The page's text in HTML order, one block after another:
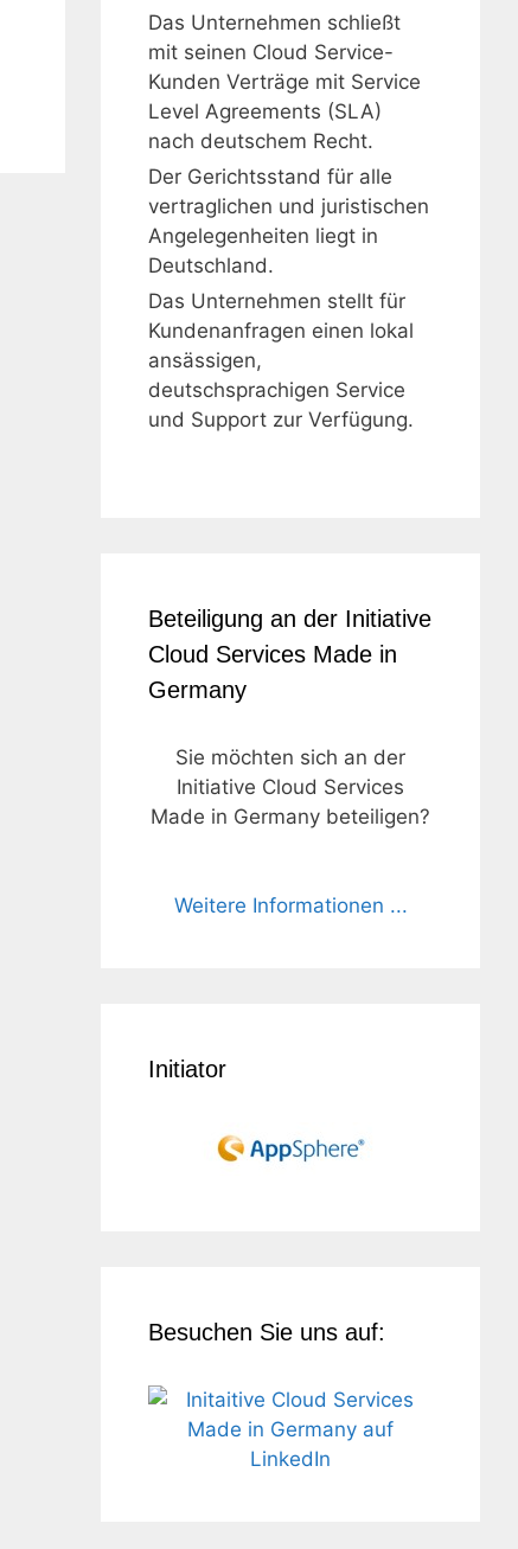
Das Unternehmen schließt
mit seinen Cloud Service-
Kunden Verträge mit Service
Level Agreements (SLA)
nach deutschem Recht.
Der Gerichtsstand für alle
vertraglichen und juristischen
Angelegenheiten liegt in
Deutschland.
Das Unternehmen stellt für
Kundenanfragen einen lokal
ansässigen,
deutschsprachigen Service
und Support zur Verfügung.
Beteiligung an der Initiative
Cloud Services Made in
Germany
Sie möchten sich an der
Initiative Cloud Services
Made in Germany beteiligen?
Weitere Informationen ...
Initiator
Besuchen Sie uns auf: